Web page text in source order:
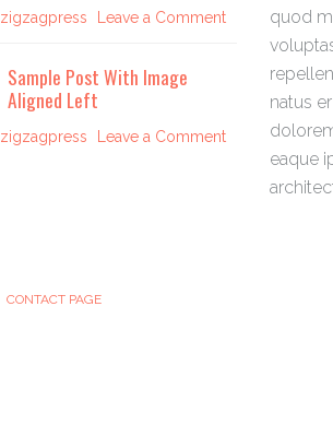
zigzagpress Leave a Comment
Sample Post With Image
Aligned Left
zigzagpress Leave a Comment
quod
natus
eaque
CONTACT PAGE